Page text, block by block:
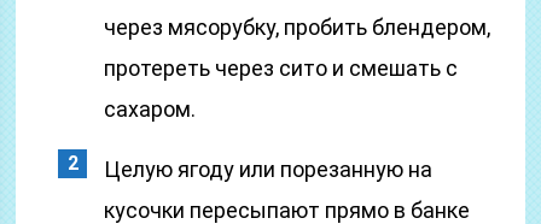
через мясорубку, пробить блендером,
протереть через сито и смешать с
сахаром.
Целую ягоду или порезанную на
кусочки пересыпают прямо в банке